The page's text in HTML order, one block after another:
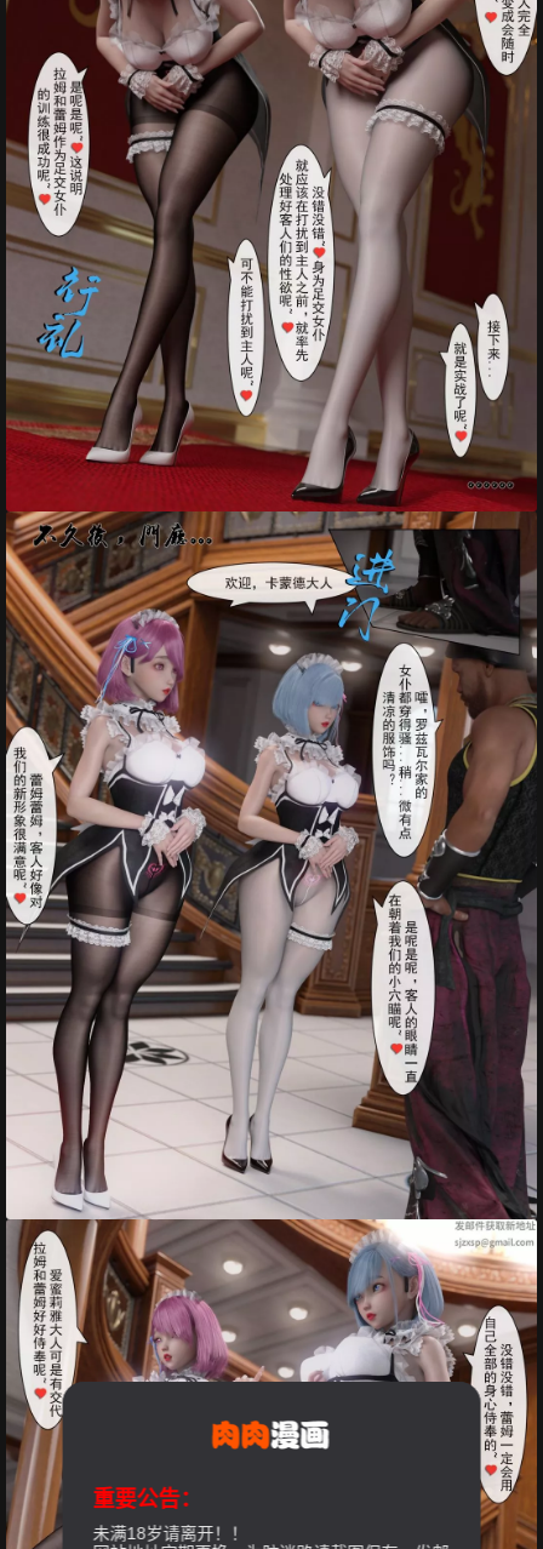
重要公告：
未满18岁请离开！！